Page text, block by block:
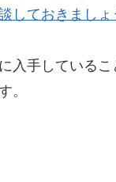
しておきましょ
入手している
。